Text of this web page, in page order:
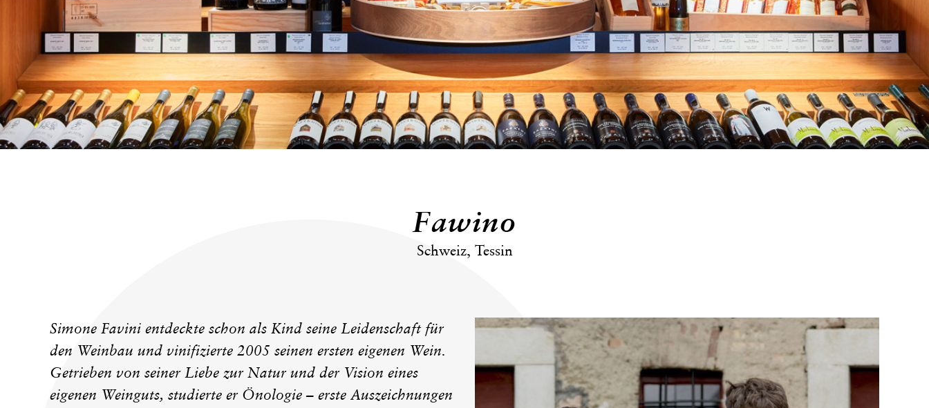
Fawino
Schweiz, Tessin
Simone Favini entdeckte schon als Kind seine Leidenschaft für
den Weinbau und vinifizierte 2005 seinen ersten eigenen Wein.
Getrieben von seiner Liebe zur Natur und der Vision eines
eigenen Weinguts, studierte er Önologie – erste Auszeichnungen
EVENTS
ÜBER UNS
KONTAKT